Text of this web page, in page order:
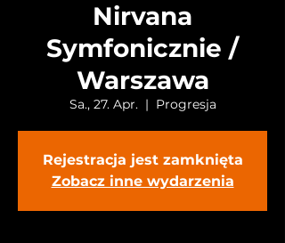
Nirvana
Symfonicznie /
Warszawa
Sa., 27. Apr.
  |
Progresja
Rejestracja jest zamknięta
Zobacz inne wydarzenia